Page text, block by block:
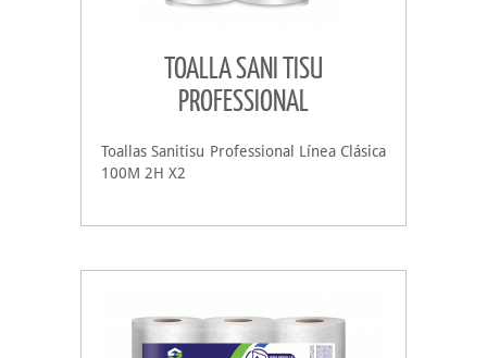
TOALLA SANI TISU
PROFESSIONAL
Toallas Sanitisu Professional Línea Clásica
100M 2H X2